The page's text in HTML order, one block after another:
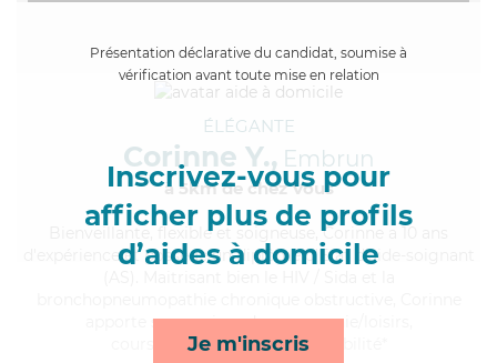
Présentation déclarative du candidat, soumise à
vérification avant toute mise en relation
Inscrivez-vous pour
afficher plus de profils
d’aides à domicile
Je m'inscris
ÉLÉGANTE
Corinne Y., Embrun
à 5km de chez Vous
, flexible et soigneuse, Corinne a 10 ans
d'expérience et possède un diplôme d'Etat d'aide-soignant
apporte ses services de compagnie/loisirs,
courses/livraison, repas et mobilité*